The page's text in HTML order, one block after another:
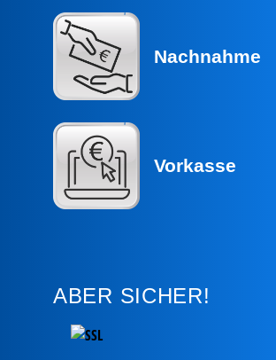
Nachnahme
Vorkasse
ABER SICHER!